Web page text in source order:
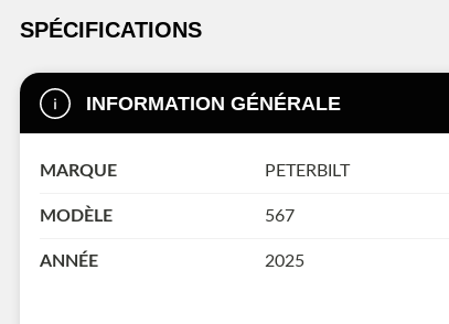
SPÉCIFICATIONS
INFORMATION GÉNÉRALE
MARQUE PETERBILT
MODÈLE 567
ANNÉE 2025